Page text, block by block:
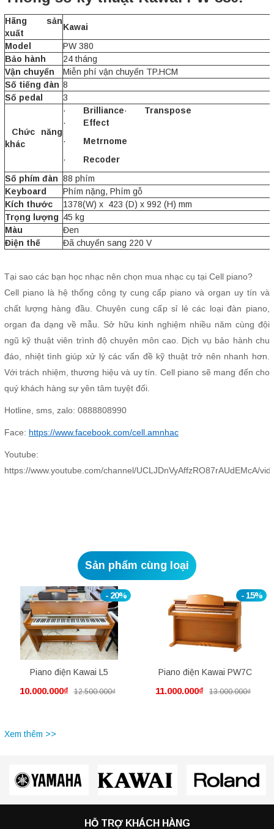
Hãng sản
xuất
Kawai
Model
PW 380
Bảo hành
24 tháng
Vận chuyển
Miễn phí vận chuyển TP.HCM
Số tiếng đàn 8
Số pedal
3
Chức năng
khác
· Brilliance· Transpose
· Effect
· Metrnome
· Recoder
Số phím đàn 88 phím
Keyboard
Phím nặng, Phím gỗ
Kích thước
1378(W) x 423 (D) x 992 (H) mm
Trọng lượng 45 kg
Màu
Đen
Điện thế
Đã chuyển sang 220 V
Tại sao các bạn học nhạc nên chọn mua nhạc cụ tại Cell piano?
Cell piano là hệ thống công ty cung cấp piano và organ uy tín và
chất lượng hàng đầu. Chuyên cung cấp sỉ lẻ các loại đàn piano,
organ đa dạng về mẫu. Sở hữu kinh nghiệm nhiều năm cùng đội
ngũ kỹ thuật viên trình độ chuyên môn cao. Dịch vụ bảo hành chu
đáo, nhiệt tình giúp xử lý các vấn đề kỹ thuật trở nên nhanh hơn.
Với trách nhiệm, thương hiệu và uy tín. Cell piano sẽ mang đến cho
quý khách hàng sự yên tâm tuyệt đối.
Hotline, sms, zalo: 0888808990
Face: https://www.facebook.com/cell.amnhac
Youtube:
https://www.youtube.com/channel/UCLJDnVyAffzRO87rAUdEMcA/
Sản phẩm cùng loại
- 20%
Piano điện Kawai L5
10.000.000₫ 12.500.000₫
- 15%
Piano điện Kawai PW7C
11.000.000₫ 13.000.000₫
Xem thêm >>
HỖ TRỢ KHÁCH HÀNG